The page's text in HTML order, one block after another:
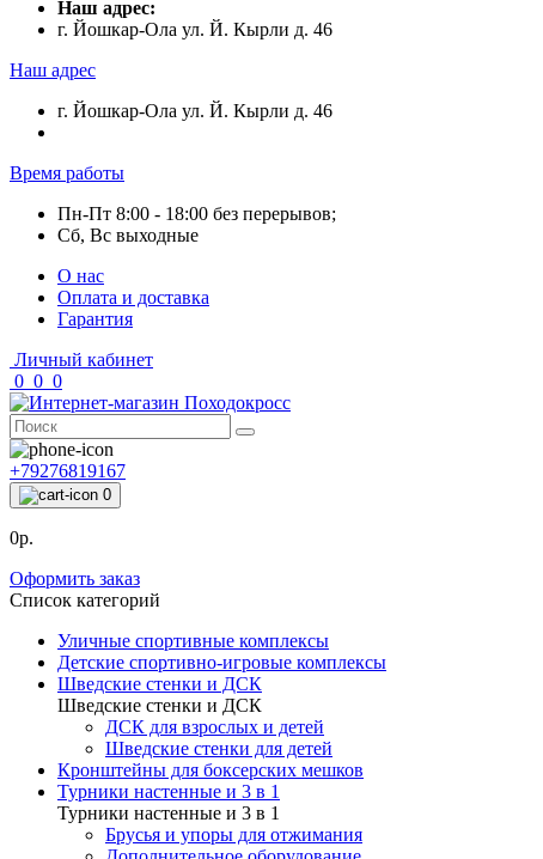
Наш адрес:
г. Йошкар-Ола ул. Й. Кырли д. 46
Наш адрес
г. Йошкар-Ола ул. Й. Кырли д. 46
Время работы
Пн-Пт 8:00 - 18:00 без перерывов;
Сб, Вс выходные
О нас
Оплата и доставка
Гарантия
Личный кабинет
0 0 0
+79276819167
0
0р.
Оформить заказ
Список категорий
Уличные спортивные комплексы
Детские спортивно-игровые комплексы
Шведские стенки и ДСК
Шведские стенки и ДСК
ДСК для взрослых и детей
Шведские стенки для детей
Кронштейны для боксерских мешков
Турники настенные и 3 в 1
Турники настенные и 3 в 1
Брусья и упоры для отжимания